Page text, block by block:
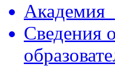
Академия
Сведения